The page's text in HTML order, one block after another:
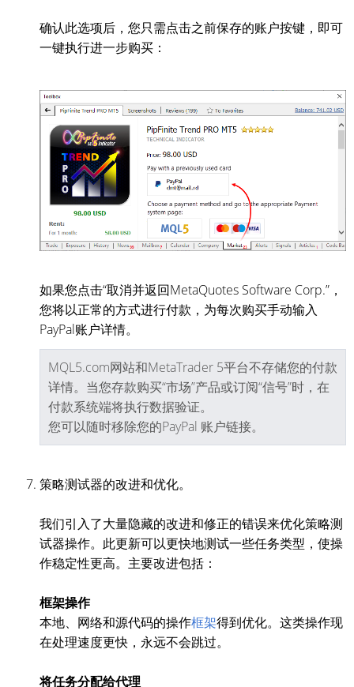
确认此选项后，您只需点击之前保存的账户按键，即可
一键执行进一步购买：
如果您点击“取消并返回MetaQuotes Software Corp.”，
您将以正常的方式进行付款，为每次购买手动输入
PayPal账户详情。
MQL5.com网站和MetaTrader 5平台不存储您的付款
详情。当您存款购买“市场”产品或订阅“信号”时，在
付款系统端将执行数据验证。
您可以随时移除您的PayPal 账户链接。
策略测试器的改进和优化。
我们引入了大量隐藏的改进和修正的错误来优化策略测
试器操作。此更新可以更快地测试一些任务类型，使操
作稳定性更高。主要改进包括：
框架操作
本地、网络和源代码的操作框架得到优化。这类操作现
在处理速度更快，永远不会跳过。
将任务分配给代理